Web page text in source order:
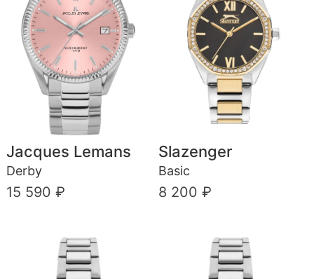
Jacques Lemans
Derby
15 590 ₽
Slazenger
Basic
8 200 ₽